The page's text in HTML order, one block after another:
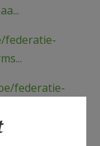
federatie-
federatie-